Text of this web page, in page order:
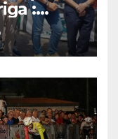
:
lui